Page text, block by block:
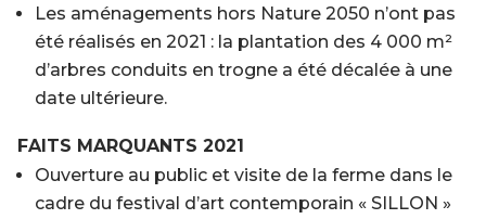
Les aménagements hors Nature 2050 n’ont pas
été réalisés en 2021 : la plantation des 4 000 m²
d’arbres conduits en trogne a été décalée à une
date ultérieure.
FAITS MARQUANTS 2021
Ouverture au public et visite de la ferme dans le
cadre du festival d’art contemporain « SILLON »